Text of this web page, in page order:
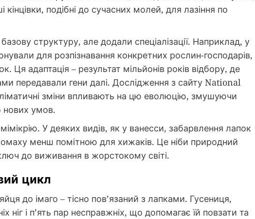
подібні до сучасних молей, для лазіння по
структуру, але додали спеціалізації. Наприклад, у
для розпізнавання конкретних рослин-господарів,
Ця адаптація – результат мільйонів років відбору, де
передавали гени далі. Дослідження з сайту National
зміни впливають на цю еволюцію, змушуючи
нових умов.
У деяких видів, як у ванесси, забарвлення лапок
менш помітною для хижаків. Це ніби природний
до виживання в жорстокому світі.
цикл
до імаго – тісно пов’язаний з лапками. Гусениця,
ніг і п’ять пар несправжніх, що допомагає їй повзати та